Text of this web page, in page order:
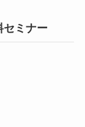
セミナー